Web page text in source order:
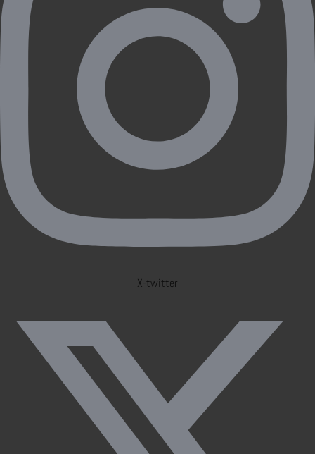
X-twitter